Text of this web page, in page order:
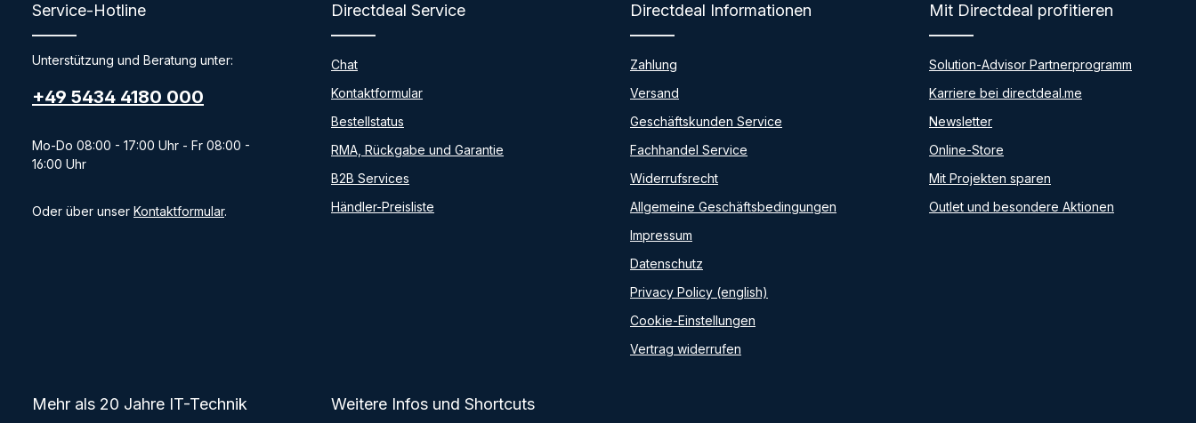
Service-Hotline
Unterstützung und Beratung unter:
+49 5434 4180 000
Mo-Do 08:00 - 17:00 Uhr - Fr 08:00 -
16:00 Uhr
Oder über unser Kontaktformular.
Directdeal Service
Chat
Kontaktformular
Bestellstatus
RMA, Rückgabe und Garantie
B2B Services
Händler-Preisliste
Directdeal Informationen
Zahlung
Versand
Geschäftskunden Service
Fachhandel Service
Widerrufsrecht
Allgemeine Geschäftsbedingungen
Impressum
Datenschutz
Privacy Policy (english)
Cookie-Einstellungen
Vertrag widerrufen
Mit Directdeal profitieren
Solution-Advisor Partnerprogramm
Karriere bei directdeal.me
Newsletter
Online-Store
Mit Projekten sparen
Outlet und besondere Aktionen
Mehr als 20 Jahre IT-Technik Weitere Infos und Shortcuts